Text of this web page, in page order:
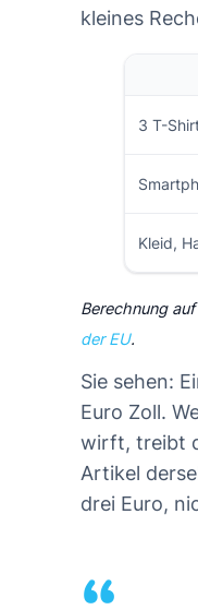
kleines
3 T-
Kleid,
Berechnung
der EU.
Sie sehen:
Euro Zoll.
wirft, treibt
Artikel
drei Euro,